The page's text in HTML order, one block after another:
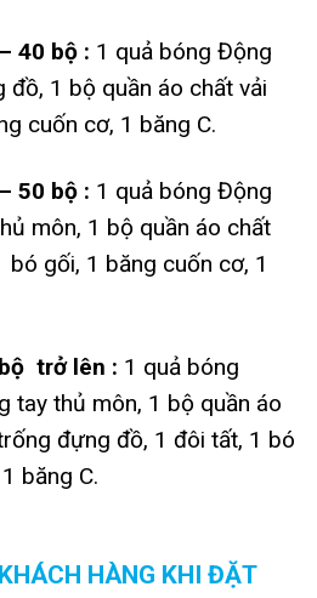
40 bộ : 1 quả bóng Động
1 bộ quần áo chất vải
cuốn cơ, 1 băng C.
50 bộ : 1 quả bóng Động
môn, 1 bộ quần áo chất
bó gối, 1 băng cuốn cơ, 1
trở lên : 1 quả bóng
tay thủ môn, 1 bộ quần áo
đựng đồ, 1 đôi tất, 1 bó
băng C.
HÀNG KHI ĐẶT